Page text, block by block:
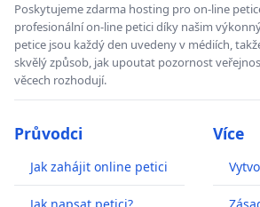
Poskytujeme zdarma hosting pro on-line
profesionální on-line petici díky našim
petice jsou každý den uvedeny v médiích,
skvělý způsob, jak upoutat pozornost
věcech rozhodují.
Průvodci
Jak zahájit online petici
Více